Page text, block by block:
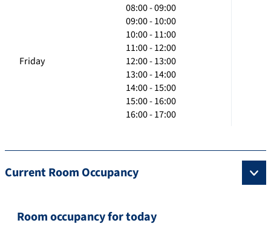
Friday
08:00 - 09:00
09:00 - 10:00
10:00 - 11:00
11:00 - 12:00
12:00 - 13:00
13:00 - 14:00
14:00 - 15:00
15:00 - 16:00
16:00 - 17:00
Current Room Occupancy
Room occupancy for today